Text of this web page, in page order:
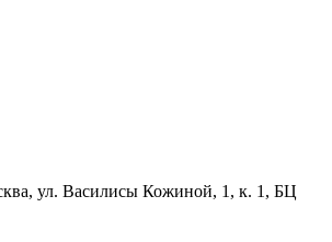
ул. Василисы Кожиной, 1, к. 1, БЦ